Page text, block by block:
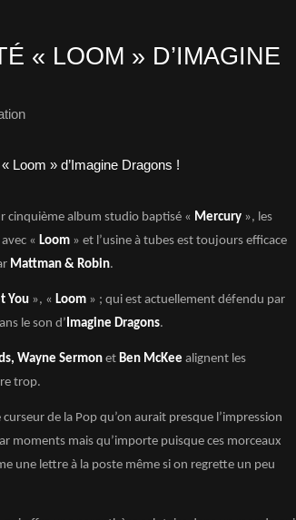
« LOOM » D’IMAGINE
cinquième album studio baptisé « Mercury », les
« Loom » et l’usine à tubes est toujours efficace
Mattman & Robin.
You », « Loom » ; qui est actuellement défendu par
le son d’Imagine Dragons.
Wayne Sermon et Ben McKee alignent les
trop.
de la Pop qu’on aurait presque l’impression
moments mais qu’importe puisque ces morceaux
une lettre à la poste même si on regrette un peu